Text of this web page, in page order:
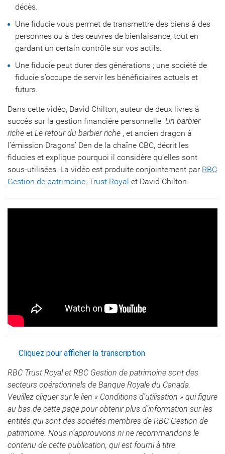
décès.
Une fiducie vous permet de transmettre des biens à des
personnes ou à des œuvres de bienfaisance, tout en
gardant un certain contrôle sur vos actifs.
Une fiducie peut durer des générations ; une société de
fiducie s’occupe de servir les bénéficiaires actuels et
futurs.
Dans cette vidéo, David Chilton, auteur de deux livres à
succès sur la gestion financière personnelle  Un barbier
riche et Le retour du barbier riche , et ancien dragon à
l’émission Dragons’ Den de la chaîne CBC, décrit les
fiducies et explique pourquoi il considère qu’elles sont
sous-utilisées. La vidéo est produite conjointement par RBC
Gestion de patrimoine, Trust Royal et David Chilton.
Cliquez pour afficher la transcription
RBC Trust Royal et RBC Gestion de patrimoine sont des
secteurs opérationnels de Banque Royale du Canada.
Veuillez cliquer sur le lien « Conditions d’utilisation » qui figure
au bas de cette page pour obtenir plus d’information sur les
entités qui sont des sociétés membres de RBC Gestion de
patrimoine. Nous n’approuvons ni ne recommandons le
contenu de cette publication, qui est fourni à titre